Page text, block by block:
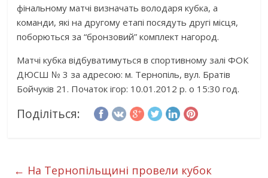
фінальному матчі визначать володаря кубка, а
команди, які на другому етапі посядуть другі місця,
поборються за “бронзовий” комплект нагород.
Матчі кубка відбуватимуться в спортивному залі ФОК
ДЮСШ № 3 за адресою: м. Тернопіль, вул. Братів
Бойчуків 21. Початок ігор: 10.01.2012 р. о 15:30 год.
Поділіться:
← На Тернопільщині провели кубок